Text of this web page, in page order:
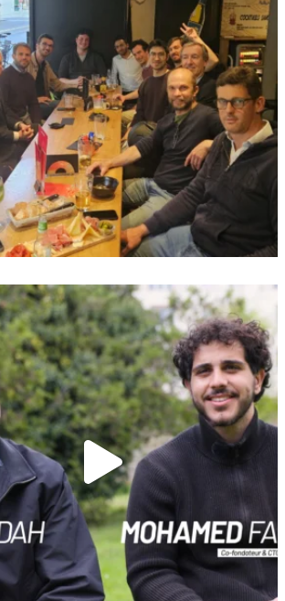
plus Suivre sur Instagram
Connexion
oublié ?
Mot de passe
?